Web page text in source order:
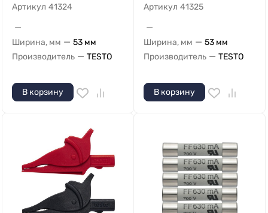
Артикул 41324
—
Ширина, мм — 53 мм
Производитель — TESTO
В корзину
Артикул 41325
—
Ширина, мм — 53 мм
Производитель — TESTO
В корзину